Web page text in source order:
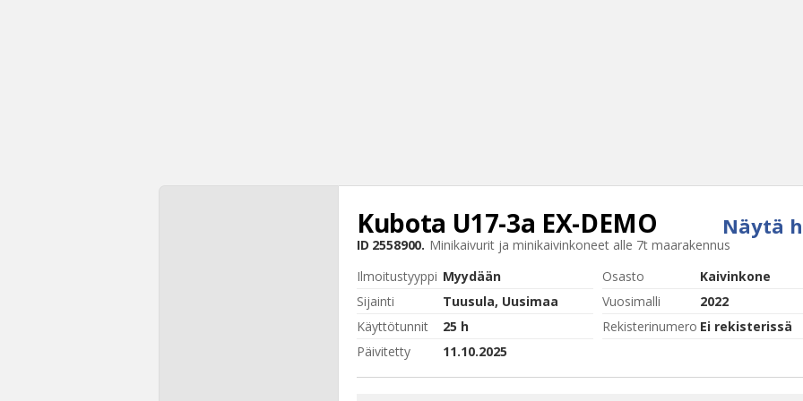
Näytä
Kubota U17-3a EX-DEMO
ID 2558900. Minikaivurit ja minikaivinkoneet alle 7t maarakennus
Ilmoitustyyppi Myydään Osasto
Kaivinkone
Sijainti
Tuusula, Uusimaa Vuosimalli
2022
Käyttötunnit
25 h Rekisterinumero Ei rekisterissä
Päivitetty
11.10.2025